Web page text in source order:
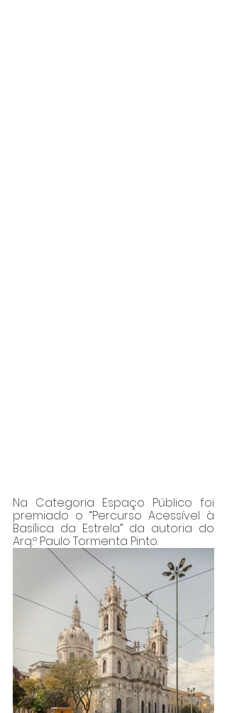
Na Categoria Espaço Público foi
premiado o “Percurso Acessível à
Basílica da Estrela” da autoria do
Arq.º Paulo Tormenta Pinto.